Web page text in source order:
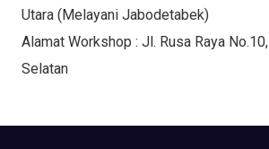
Utara (Melayani Jabodetabek)
Alamat Workshop : Jl. Rusa Raya
Selatan